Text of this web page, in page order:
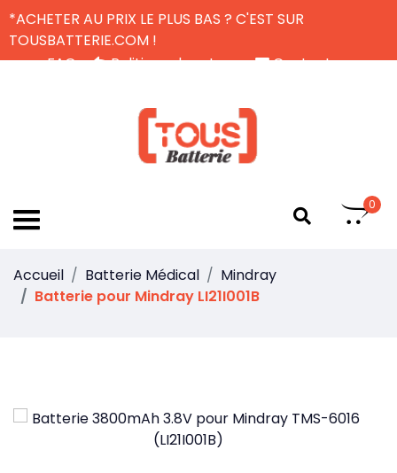
*ACHETER AU PRIX LE PLUS BAS ? C'EST SUR
TOUSBATTERIE.COM !
FAQ
Politique de retour
Contactez-nous
0
Accueil Batterie Médical
Mindray
Batterie pour Mindray LI21I001B